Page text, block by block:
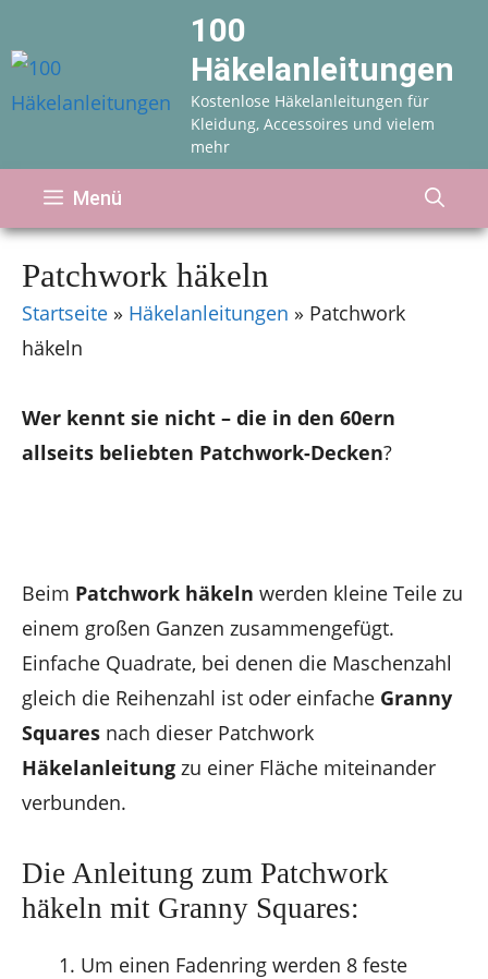
Inhalt
100
Häkelanleitungen
Kostenlose Häkelanleitungen für
Kleidung, Accessoires und vielem
mehr
Menü
Patchwork häkeln
Startseite » Häkelanleitungen » Patchwork
häkeln
Wer kennt sie nicht – die in den 60ern
allseits beliebten Patchwork-Decken?
Beim Patchwork häkeln werden kleine Teile zu
einem großen Ganzen zusammengefügt.
Einfache Quadrate, bei denen die Maschenzahl
gleich die Reihenzahl ist oder einfache Granny
Squares nach dieser Patchwork
Häkelanleitung zu einer Fläche miteinander
verbunden.
Die Anleitung zum Patchwork
häkeln mit Granny Squares:
Um einen Fadenring werden 8 feste